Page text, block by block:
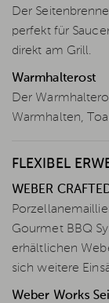
Der
perfekt für
direkt am Grill.
Warmhalterost
Der
Warmhalten,
FLEXIBEL
WEBER
Gourmet BBQ
erhältlichen
sich weitere
Weber Works